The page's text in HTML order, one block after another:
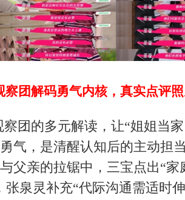
察团解码勇气内核，真实点评
察团的多元解读，让“姐姐当
气，是清醒认知后的主动担
父亲的拉锯中，三宝点出“家
张泉灵补充“代际沟通需适时